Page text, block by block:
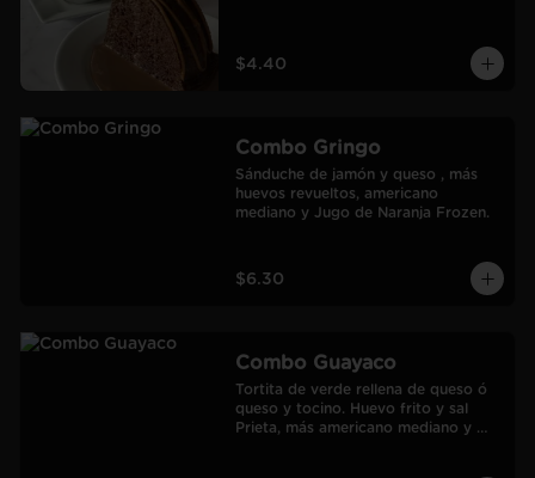
$4.40
Combo Gringo
Sánduche de jamón y queso , más
huevos revueltos, americano
mediano y Jugo de Naranja Frozen.
$6.30
Combo Guayaco
Tortita de verde rellena de queso ó
queso y tocino. Huevo frito y sal
Prieta, más americano mediano y